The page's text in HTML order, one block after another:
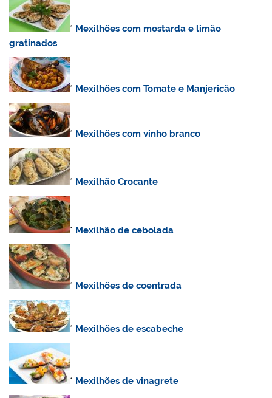
* Mexilhões com mostarda e limão
gratinados
* Mexilhões com Tomate e Manjericão
* Mexilhões com vinho branco
* Mexilhão Crocante
* Mexilhão de cebolada
* Mexilhões de coentrada
* Mexilhões de escabeche
* Mexilhões de vinagrete